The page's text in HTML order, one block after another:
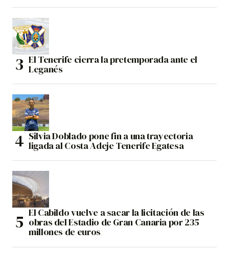
El Tenerife cierra la pretemporada ante el
Leganés
Silvia Doblado pone fin a una trayectoria
ligada al Costa Adeje Tenerife Egatesa
El Cabildo vuelve a sacar la licitación de las
obras del Estadio de Gran Canaria por 235
millones de euros